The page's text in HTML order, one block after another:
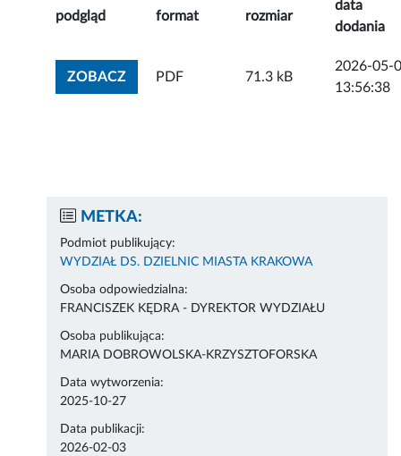
podgląd format rozmiar
data
dodania
ZOBACZZOBACZ ZAŁĄCZNIK
PDF 71.3 kB
2026-05-
13:56:38
METKA:
Podmiot publikujący:
WYDZIAŁ DS. DZIELNIC MIASTA KRAKOWA
Osoba odpowiedzialna:
FRANCISZEK KĘDRA - DYREKTOR WYDZIAŁU
Osoba publikująca:
MARIA DOBROWOLSKA-KRZYSZTOFORSKA
Data wytworzenia:
2025-10-27
Data publikacji:
2026-02-03